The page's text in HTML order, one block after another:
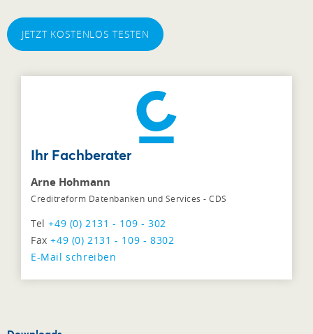
JETZT KOSTENLOS TESTEN
Ihr Fachberater
Arne Hohmann
Creditreform Datenbanken und Services - CDS
Tel+49 (0) 2131 - 109 - 302
Fax+49 (0) 2131 - 109 - 8302
E-Mail schreiben